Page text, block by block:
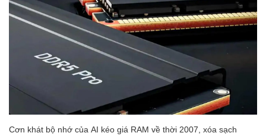
Cơn khát bộ nhớ của AI kéo giá RAM về thời 2007, xóa sạch